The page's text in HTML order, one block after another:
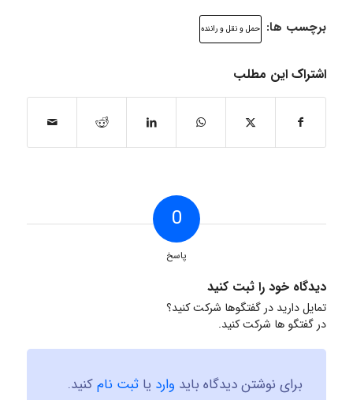
برچسب ها: حمل و نقل و راننده
اشتراک این مطلب
0
پاسخ
دیدگاه خود را ثبت کنید
تمایل دارید در گفتگوها شرکت کنید؟
در گفتگو ها شرکت کنید.
برای نوشتن دیدگاه باید وارد یا ثبت نامکنید.